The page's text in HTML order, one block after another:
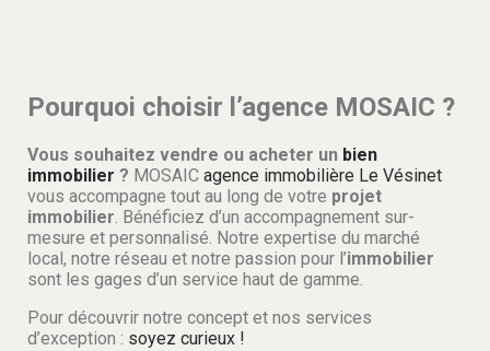
Pourquoi choisir l’agence MOSAIC ?
Vous souhaitez vendre ou acheter un bien
immobilier ? MOSAIC agence immobilière Le Vésinet
vous accompagne tout au long de votre projet
immobilier. Bénéficiez d’un accompagnement sur-
mesure et personnalisé. Notre expertise du marché
local, notre réseau et notre passion pour l’immobilier
sont les gages d’un service haut de gamme.
Pour découvrir notre concept et nos services
d’exception : soyez curieux !